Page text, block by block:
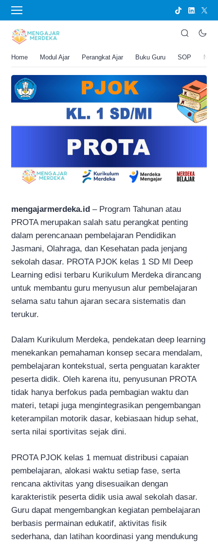
Home Modul Ajar Perangkat Ajar Buku Guru SOP
BERANDA
PROTA PJOK Kelas 1 SD/MI
22 Februari 2026 7:27 pm . 1 menit membaca
mengajarmerdeka.id – Program Tahunan atau
PROTA merupakan salah satu perangkat penting
dalam perencanaan pembelajaran Pendidikan
Jasmani, Olahraga, dan Kesehatan pada jenjang
sekolah dasar. PROTA PJOK kelas 1 SD MI Deep
Learning edisi terbaru Kurikulum Merdeka dirancang
untuk membantu guru menyusun alur pembelajaran
selama satu tahun ajaran secara sistematis dan
terukur.
Dalam Kurikulum Merdeka, pendekatan deep learning
menekankan pemahaman konsep secara mendalam,
pembelajaran kontekstual, serta penguatan karakter
peserta didik. Oleh karena itu, penyusunan PROTA
tidak hanya berfokus pada pembagian waktu dan
materi, tetapi juga mengintegrasikan pengembangan
keterampilan motorik dasar, kebiasaan hidup sehat,
serta nilai sportivitas sejak dini.
PROTA PJOK kelas 1 memuat distribusi capaian
pembelajaran, alokasi waktu setiap fase, serta
rencana aktivitas yang disesuaikan dengan
karakteristik peserta didik usia awal sekolah dasar.
Guru dapat mengembangkan kegiatan pembelajaran
berbasis permainan edukatif, aktivitas fisik
sederhana, dan latihan koordinasi yang mendukung